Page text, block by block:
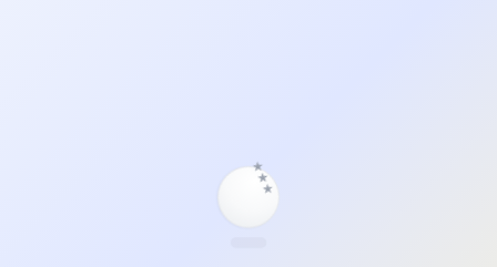
★
★
★